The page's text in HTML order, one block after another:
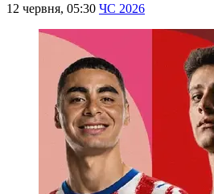
12 червня, 05:30 ЧС 2026